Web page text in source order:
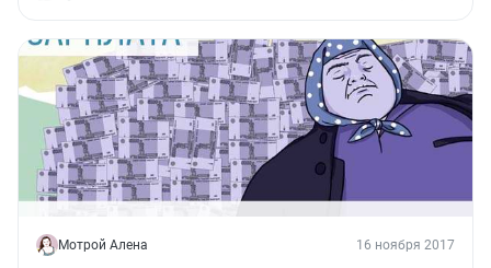
Мотрой Алена 16 ноября 2017